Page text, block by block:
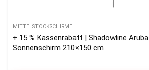
MITTELSTOCKSCHIRME
+ 15 % Kassenrabatt | Shadowline Aruba
Sonnenschirm 210×150 cm